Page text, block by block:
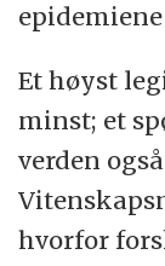
Et høyst
minst; et
verden
hvorfor